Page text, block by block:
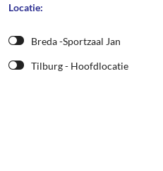
Locatie:
Breda -Sportzaal Jan
Tilburg - Hoofdlocatie